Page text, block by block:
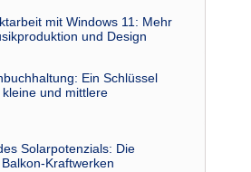
mit Windows 11: Mehr
und Design
Ein Schlüssel
und mittlere
Solarpotenzials: Die
Kraftwerken